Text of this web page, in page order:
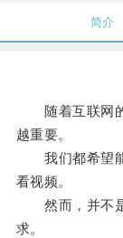
简介
随着互联网的
越重要。
我们都希望能
看视频。
然而，并不是
求。